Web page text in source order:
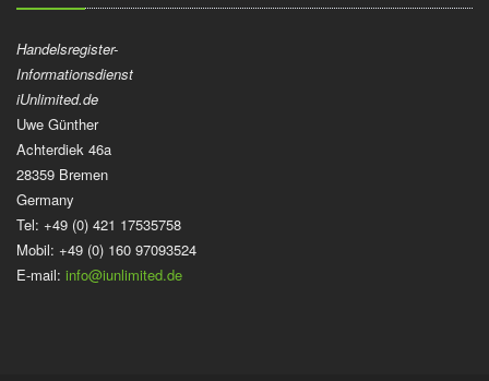
Handelsregister-
Informationsdienst
iUnlimited.de
Uwe Günther
Achterdiek 46a
28359 Bremen
Germany
Tel: +49 (0) 421 17535758
Mobil: +49 (0) 160 97093524
E-mail: info@iunlimited.de